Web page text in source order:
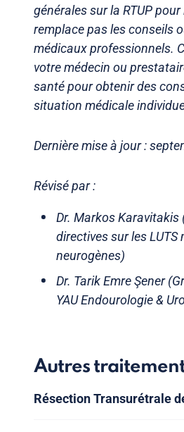
générales sur la RTUP pour
remplace pas les conseils
médicaux professionnels.
votre médecin ou
santé pour obtenir des
situation médicale
Dernière mise à jour :
Révisé par :
Dr. Markos Karavitakis
directives sur les LUTS
neurogènes)
Dr. Tarik Emre Şener
YAU Endourologie &
Autres
Résection Transurétrale